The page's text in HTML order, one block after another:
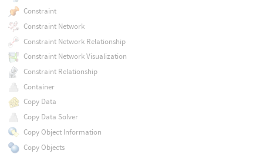
Constraint
Constraint Network
Constraint Network Relationship
Constraint Network Visualization
Constraint Relationship
Container
Copy Data
Copy Data Solver
Copy Object Information
Copy Objects